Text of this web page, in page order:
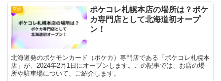
店舗
ポケコレ札幌本店の場所は？ポケ
カ専門店として北海道初オープ
ン！
北海道発のポケモンカード（ポケカ）専門店である「ポケコレ札幌本
店」が、2024年2月1日にオープンします。この記事では、お店の場
所や駐車場について、ご紹介します。